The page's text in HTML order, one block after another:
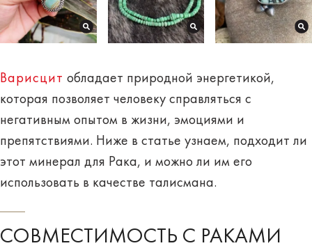
Варисцит обладает природной энергетикой,
которая позволяет человеку справляться с
негативным опытом в жизни, эмоциями и
препятствиями. Ниже в статье узнаем, подходит ли
этот минерал для Рака, и можно ли им его
использовать в качестве талисмана.
СОВМЕСТИМОСТЬ С РАКАМИ